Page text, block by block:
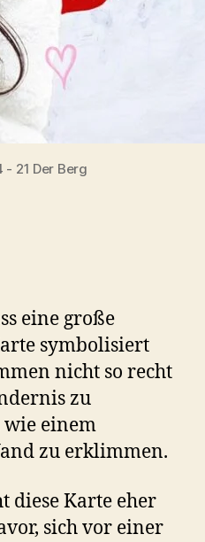
21 Der Berg
eine große
symbolisiert
nicht so recht
zu
wie einem
zu erklimmen.
diese Karte eher
sich vor einer